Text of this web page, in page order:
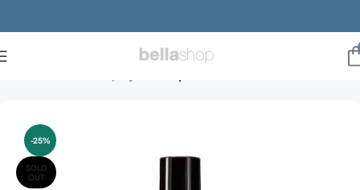
-25%
SOLD
OUT